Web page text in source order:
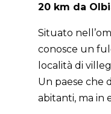
20 km da
Situato
conosce un
località di
Un paese che
abitanti, ma in